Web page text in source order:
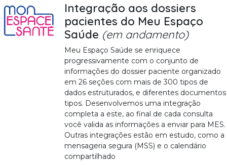
Integração aos dossiers
pacientes do Meu Espaço
Saúde (em andamento)
Meu Espaço Saúde se enriquece
progressivamente com o conjunto de
informações do dossier paciente organizado
em 26 seções com mais de 300 tipos de
dados estruturados, e diferentes documentos
tipos. Desenvolvemos uma integração
completa a este, ao final de cada consulta
você valida as informações a enviar para MES.
Outras integrações estão em estudo, como a
mensageria segura (MSS) e o calendário
compartilhado